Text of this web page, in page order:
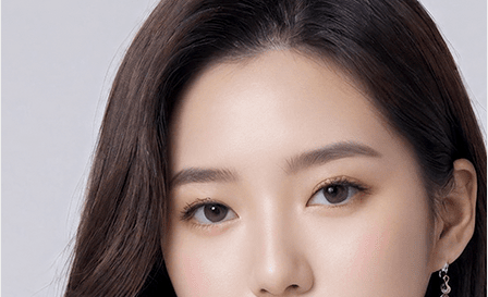
보형물부작용
이물질제거
비염
비중격만곡증